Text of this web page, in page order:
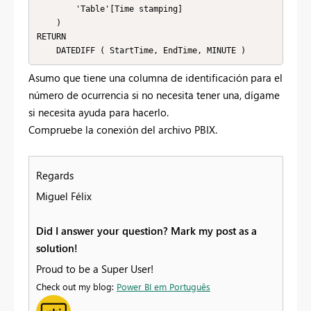
RETURN
    DATEDIFF ( StartTime, EndTime, MINUTE )
Asumo que tiene una columna de identificación para el
número de ocurrencia si no necesita tener una, dígame
si necesita ayuda para hacerlo.
Compruebe la conexión del archivo PBIX.
Regards
Miguel Félix
Did I answer your question? Mark my post as a
solution!
Proud to be a Super User!
Check out my blog: Power BI em Português